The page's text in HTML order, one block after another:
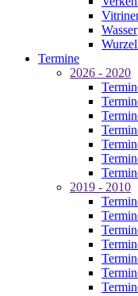
Wasser
Termine
2026 - 2020
2019 - 2010